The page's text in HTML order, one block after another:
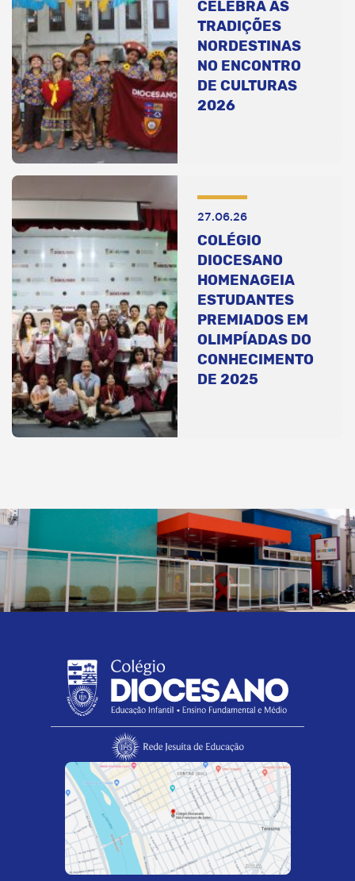
CELEBRA AS
TRADIÇÕES
NORDESTINAS
NO ENCONTRO
DE CULTURAS
2026
27.06.26
COLÉGIO
DIOCESANO
HOMENAGEIA
ESTUDANTES
PREMIADOS EM
OLIMPÍADAS DO
CONHECIMENTO
DE 2025